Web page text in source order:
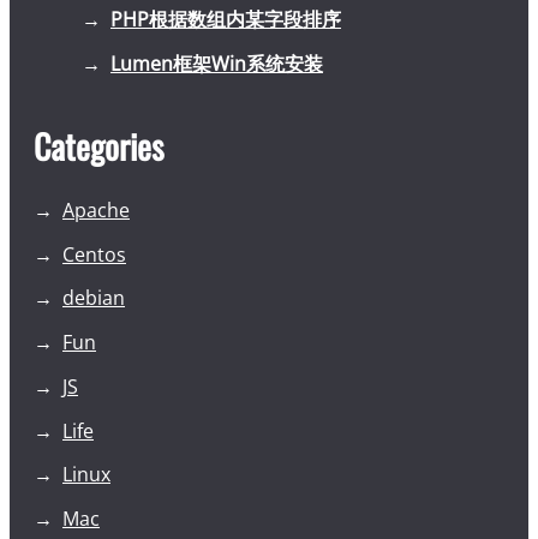
PHP根据数组内某字段排序
Lumen框架Win系统安装
Categories
Apache
Centos
debian
Fun
JS
Life
Linux
Mac